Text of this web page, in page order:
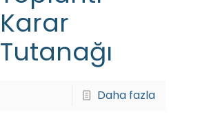
Karar
Tutanağı
Daha fazla